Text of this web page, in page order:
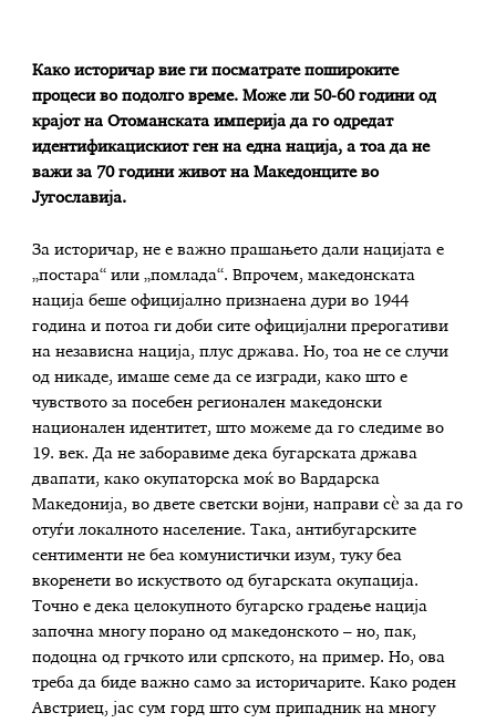
Како историчар вие ги посматрате пошироките
процеси во подолго време. Може ли 50-60 години од
крајот на Отоманската империја да го одредат
идентификацискиот ген на една нација, а тоа да не
важи за 70 години живот на Македонците во
Југославија.
За историчар, не е важно прашањето дали нацијата е
„постара“ или „помлада“. Впрочем, македонската
нација беше официјално признаена дури во 1944
година и потоа ги доби сите официјални прерогативи
на независна нација, плус држава. Но, тоа не се случи
од никаде, имаше семе да се изгради, како што е
чувството за посебен регионален македонски
национален идентитет, што можеме да го следиме во
19. век. Да не заборавиме дека бугарската држава
двапати, како окупаторска моќ во Вардарска
Македонија, во двете светски војни, направи сѐ за да го
отуѓи локалното население. Така, антибугарските
сентименти не беа комунистички изум, туку беа
вкоренети во искуството од бугарската окупација.
Точно е дека целокупното бугарско градење нација
започна многу порано од македонското – но, пак,
подоцна од грчкото или српското, на пример. Но, ова
треба да биде важно само за историчарите. Како роден
Австриец, јас сум горд што сум припадник на многу